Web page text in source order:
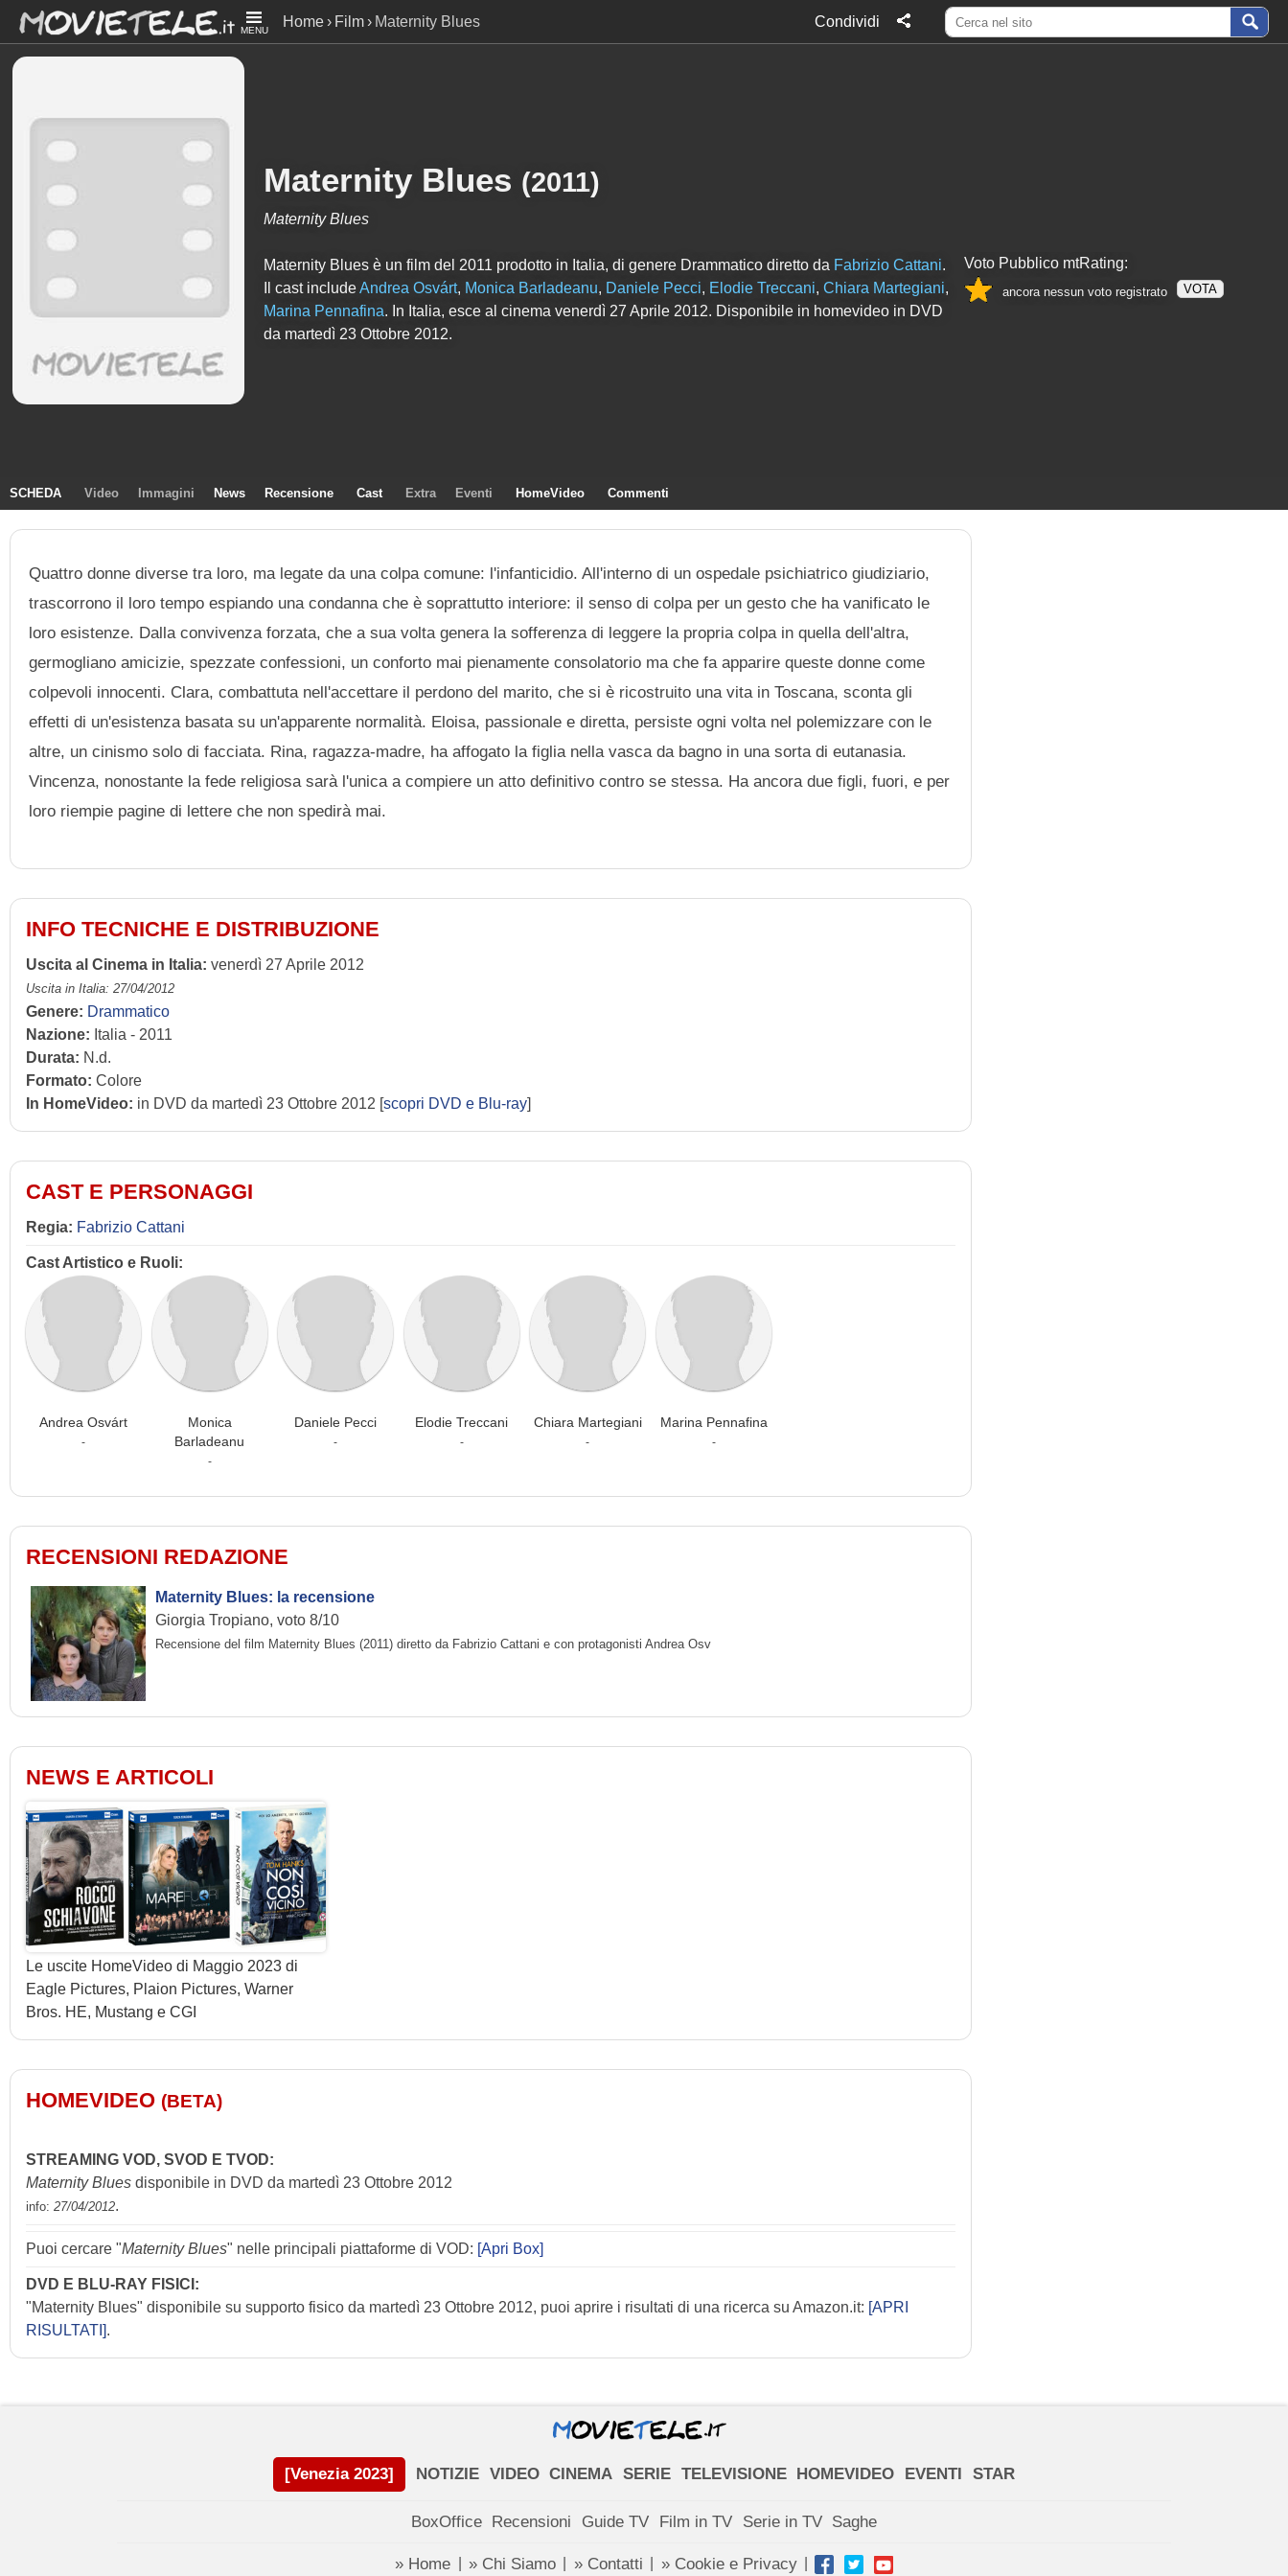
MENU
Home Film Maternity Blues Condividi
Maternity Blues (2011)
Maternity Blues
Maternity Blues è un film del 2011 prodotto in Italia, di genere Drammatico diretto da Fabrizio Cattani.
Il cast includeAndrea Osvárt, Monica Barladeanu, Daniele Pecci, Elodie Treccani, Chiara Martegiani,
Marina Pennafina. In Italia, esce al cinema venerdì 27 Aprile 2012. Disponibile in homevideo in DVD
da martedì 23 Ottobre 2012.
Voto Pubblico mtRating:
ancora nessun voto registrato VOTA
SCHEDA Video Immagini News Recensione Cast Extra Eventi HomeVideo Commenti
Quattro donne diverse tra loro, ma legate da una colpa comune: l'infanticidio. All'interno di un ospedale psichiatrico giudiziario,
trascorrono il loro tempo espiando una condanna che è soprattutto interiore: il senso di colpa per un gesto che ha vanificato le
loro esistenze. Dalla convivenza forzata, che a sua volta genera la sofferenza di leggere la propria colpa in quella dell'altra,
germogliano amicizie, spezzate confessioni, un conforto mai pienamente consolatorio ma che fa apparire queste donne come
colpevoli innocenti. Clara, combattuta nell'accettare il perdono del marito, che si è ricostruito una vita in Toscana, sconta gli
effetti di un'esistenza basata su un'apparente normalità. Eloisa, passionale e diretta, persiste ogni volta nel polemizzare con le
altre, un cinismo solo di facciata. Rina, ragazza-madre, ha affogato la figlia nella vasca da bagno in una sorta di eutanasia.
Vincenza, nonostante la fede religiosa sarà l'unica a compiere un atto definitivo contro se stessa. Ha ancora due figli, fuori, e per
loro riempie pagine di lettere che non spedirà mai.
INFO TECNICHE E DISTRIBUZIONE
Uscita al Cinema in Italia: venerdì 27 Aprile 2012
Uscita in Italia: 27/04/2012
Genere: Drammatico
Nazione: Italia - 2011
Durata: N.d.
Formato: Colore
In HomeVideo: in DVD da martedì 23 Ottobre 2012 [scopri DVD e Blu-ray]
CAST E PERSONAGGI
Regia: Fabrizio Cattani
Cast Artistico e Ruoli:
Andrea Osvárt
-
Monica
Barladeanu
-
Daniele Pecci
-
Elodie Treccani
-
Chiara Martegiani
-
Marina Pennafina
-
RECENSIONI REDAZIONE
Maternity Blues: la recensione
Giorgia Tropiano, voto 8/10
Recensione del film Maternity Blues (2011) diretto da Fabrizio Cattani e con protagonisti Andrea Osv
NEWS E ARTICOLI
Le uscite HomeVideo di Maggio 2023 di
Eagle Pictures, Plaion Pictures, Warner
Bros. HE, Mustang e CGI
HOMEVIDEO (BETA)
STREAMING VOD, SVOD E TVOD:
Maternity Blues disponibile in DVD da martedì 23 Ottobre 2012
info: 27/04/2012.
Puoi cercare "Maternity Blues" nelle principali piattaforme di VOD: [Apri Box]
DVD E BLU-RAY FISICI:
"Maternity Blues" disponibile su supporto fisico da martedì 23 Ottobre 2012, puoi aprire i risultati di una ricerca su Amazon.it: [APRI
RISULTATI].
[Venezia 2023] NOTIZIE VIDEO CINEMA SERIE TELEVISIONE HOMEVIDEO EVENTI STAR
BoxOffice Recensioni Guide TV Film in TV Serie in TV Saghe
» Home » Chi Siamo » Contatti » Cookie e Privacy